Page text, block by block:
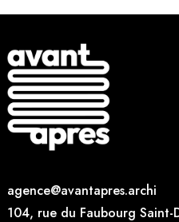
agence@avantapres.archi
104, rue du Faubourg Saint-